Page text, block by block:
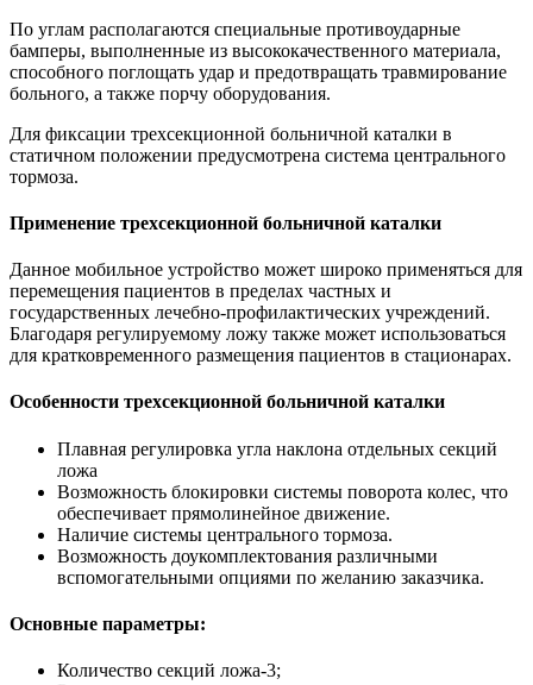
По углам располагаются специальные противоударные
бамперы, выполненные из высококачественного материала,
способного поглощать удар и предотвращать травмирование
больного, а также порчу оборудования.
Для фиксации трехсекционной больничной каталки в
статичном положении предусмотрена система центрального
тормоза.
Применение трехсекционной больничной каталки
Данное мобильное устройство может широко применяться для
перемещения пациентов в пределах частных и
государственных лечебно-профилактических учреждений.
Благодаря регулируемому ложу также может использоваться
для кратковременного размещения пациентов в стационарах.
Особенности трехсекционной больничной каталки
Плавная регулировка угла наклона отдельных секций
ложа
Возможность блокировки системы поворота колес, что
обеспечивает прямолинейное движение.
Наличие системы центрального тормоза.
Возможность доукомплектования различными
вспомогательными опциями по желанию заказчика.
Основные параметры:
Количество секций ложа-3;